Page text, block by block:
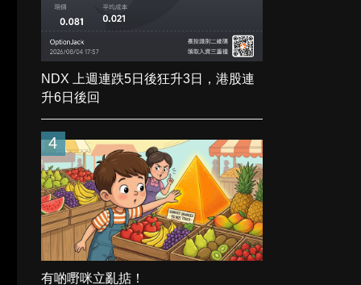
NDX 上週連跌5日後狂升3日，港股連
升6日後回
4
有啲嘢咪立亂掂！